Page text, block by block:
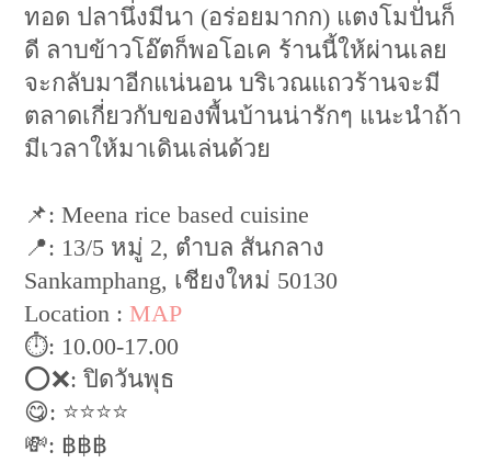
ทอด ปลานึ่งมีนา (อร่อยมากก) แตงโมปั่นก็
ดี ลาบข้าวโอ๊ตก็พอโอเค ร้านนี้ให้ผ่านเลย
จะกลับมาอีกแน่นอน บริเวณแถวร้านจะมี
ตลาดเกี่ยวกับของพื้นบ้านน่ารักๆ แนะนำถ้า
มีเวลาให้มาเดินเล่นด้วย
📌: Meena rice based cuisine
📍: 13/5 หมู่ 2, ตำบล สันกลาง
Sankamphang, เชียงใหม่ 50130
Location :MAP
⏱: 10.00-17.00
⭕️❌: ปิดวันพุธ
😋: ⭐️⭐️⭐️⭐️
💸: ฿฿฿